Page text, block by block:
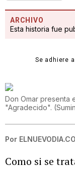
ARCHIVO
Esta historia fue
Se adhiere
Don Omar presenta
"Agradecido". (
Por
Como si se